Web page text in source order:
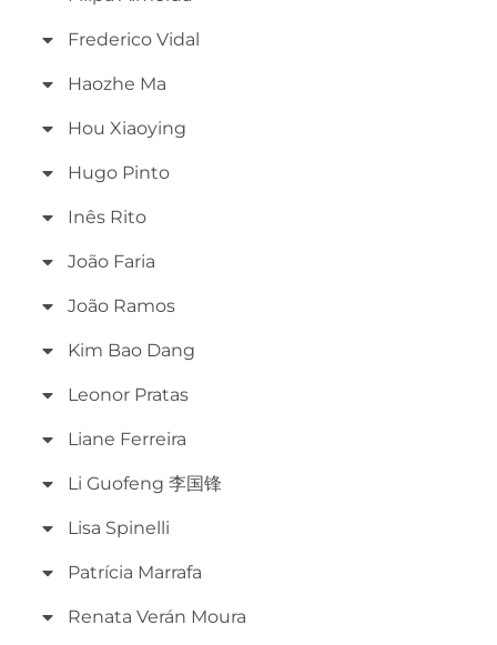
Frederico Vidal
Haozhe Ma
Hou Xiaoying
Hugo Pinto
Inês Rito
João Faria
João Ramos
Kim Bao Dang
Leonor Pratas
Liane Ferreira
Li Guofeng 李国锋
Lisa Spinelli
Patrícia Marrafa
Renata Verán Moura